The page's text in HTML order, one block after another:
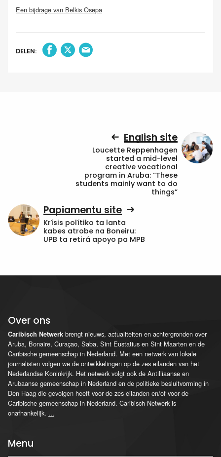
Een bijdrage van Belkis Osepa
DELEN:
English site
Loucette Reppenhagen
started a mid-level
creative vocational
program in Aruba: “These
students mainly want to do
things”
Papiamentu site
Krísis polítiko ta lanta
kabes atrobe na Boneiru:
UPB ta retirá apoyo pa MPB
Over ons
Caribisch Netwerk brengt nieuws, actualiteiten en achtergronden over
Aruba, Bonaire, Curaçao, Saba, Sint Eustatius en Sint Maarten en de
Caribische gemeenschap in Nederland. Met een netwerk van lokale
journalisten volgen we de ontwikkelingen op de zes eilanden van het
Nederlandse Koninkrijk. Het netwerk volgt ook de Antilliaanse en
Arubaanse gemeenschap in Nederland en de politieke besluitvorming in
Den Haag die gevolgen heeft voor de zes eilanden en/of voor de
Caribische gemeenschap in Nederland. Caribisch Netwerk is
onafhankelijk. ...
Menu